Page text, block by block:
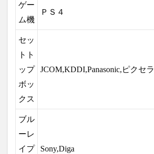
ゲー
ム機
ＰＳ４
セッ
トト
ップ
ボッ
クス
JCOM,KDDI,Panasonic,ピクセラ
ブル
ーレ
イプ
Sony,Diga